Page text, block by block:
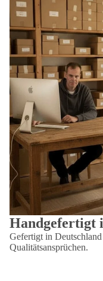
Handgefertigt
Gefertigt in
Qualitätsansprüchen.